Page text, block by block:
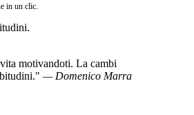
in un clic.
motivandoti. La cambi
— Domenico Marra